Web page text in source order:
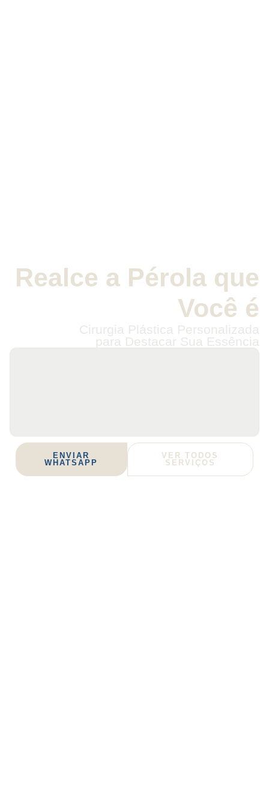
Realce a Pérola que
Você é
Cirurgia Plástica Personalizada
para Destacar Sua Essência
ENVIAR
WHATSAPP
VER TODOS
SERVIÇOS